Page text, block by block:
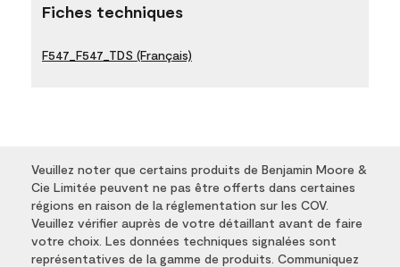
Fiches techniques
F547_F547_TDS (Français)
Veuillez noter que certains produits de Benjamin Moore &
Cie Limitée peuvent ne pas être offerts dans certaines
régions en raison de la réglementation sur les COV.
Veuillez vérifier auprès de votre détaillant avant de faire
votre choix. Les données techniques signalées sont
représentatives de la gamme de produits. Communiquez